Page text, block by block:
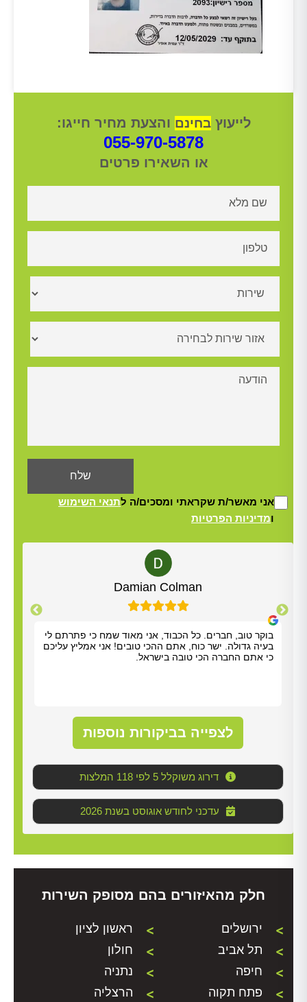
לייעוץבחינם והצעת מחיר חייגו:
055-970-5878
או השאירו פרטים
אני מאשר/ת שקראתי ומסכים/ה לתנאי השימוש
ומדיניות הפרטיות
Damian Colman
בוקר טוב, חברים. כל הכבוד, אני מאוד שמח כי פתרתם לי
בעיה גדולה. ישר כוח, אתם ההכי טובים! אני אמליץ עליכם
כי אתם החברה הכי טובה בישראל.
לצפייה בביקורות נוספות
דירוג משוקלל 5 לפי 118 המלצות
2026 עדכני לחודש אוגוסט בשנת
חלק מהאיזורים בהם מסופק השירות
ירושלים
ראשון לציון
תל אביב
חולון
חיפה
נתניה
פתח תקוה
הרצליה